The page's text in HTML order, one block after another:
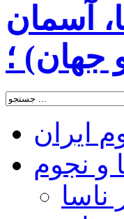
آسمان
جهان) ؛
ایران
و نجوم
ناسا